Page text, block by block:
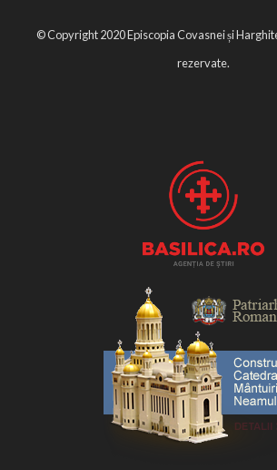
© Copyright 2020 Episcopia Covasnei și
rezervate.